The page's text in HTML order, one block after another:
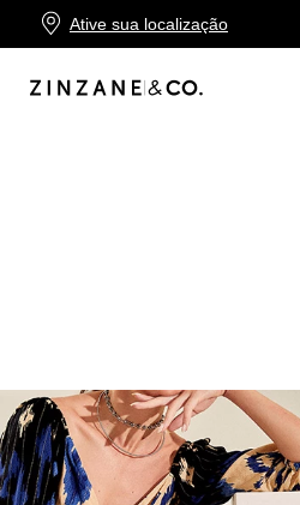
Ative sua localização
10X SEM JUROS NO CARTÃO ZINZANE